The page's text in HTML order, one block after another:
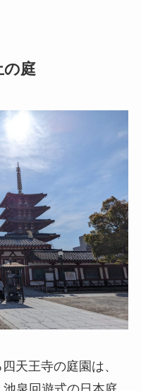
の庭
天王寺の庭園は、